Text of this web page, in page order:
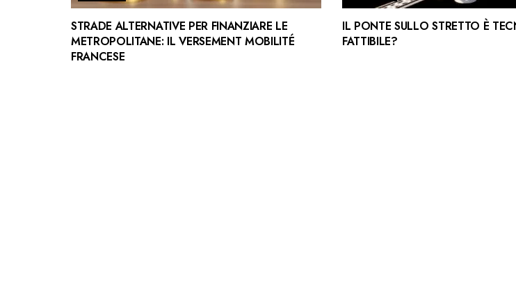
STRADE ALTERNATIVE PER FINANZIARE LE
METROPOLITANE: IL VERSEMENT MOBILITÉ
FRANCESE
IL PONTE SULLO STRETTO È
FATTIBILE?